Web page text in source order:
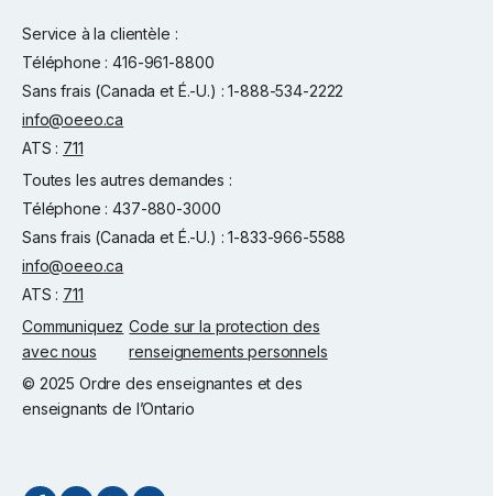
Service à la clientèle :
Téléphone : 416-961-8800
Sans frais (Canada et É.-U.) : 1-888-534-2222
info@oeeo.ca
ATS : 711
Toutes les autres demandes :
Téléphone : 437-880-3000
Sans frais (Canada et É.-U.) : 1-833-966-5588
info@oeeo.ca
ATS : 711
Communiquez
avec nous
Code sur la protection des
renseignements personnels
© 2025 Ordre des enseignantes et des
enseignants de l’Ontario